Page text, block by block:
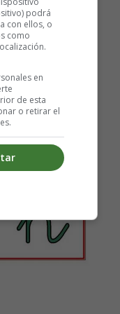
el PC
podrá
con ellos, o
como
en
de esta
o retirar el